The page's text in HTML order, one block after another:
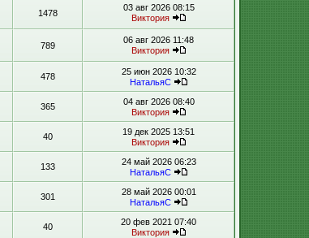
1478
03 авг 2026 08:15
Виктория
789
06 авг 2026 11:48
Виктория
478
25 июн 2026 10:32
НатальяС
365
04 авг 2026 08:40
Виктория
40
19 дек 2025 13:51
Виктория
133
24 май 2026 06:23
НатальяС
301
28 май 2026 00:01
НатальяС
40
20 фев 2021 07:40
Виктория